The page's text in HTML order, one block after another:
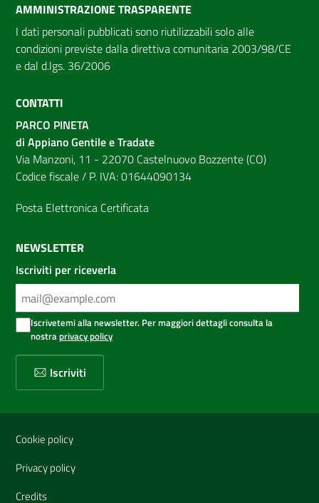
AMMINISTRAZIONE TRASPARENTE
I dati personali pubblicati sono riutilizzabili solo alle
condizioni previste dalla direttiva comunitaria 2003/98/CE
e dal d.lgs. 36/2006
CONTATTI
PARCO PINETA
di Appiano Gentile e Tradate
Via Manzoni, 11 - 22070 Castelnuovo Bozzente (CO)
Codice fiscale / P. IVA: 01644090134
Posta Elettronica Certificata
NEWSLETTER
Iscriviti per riceverla
Iscrivetemi alla newsletter. Per maggiori dettagli consulta la
nostraprivacy policy
Iscriviti
Sezione Link Utili
Cookie policy
Privacy policy
Credits